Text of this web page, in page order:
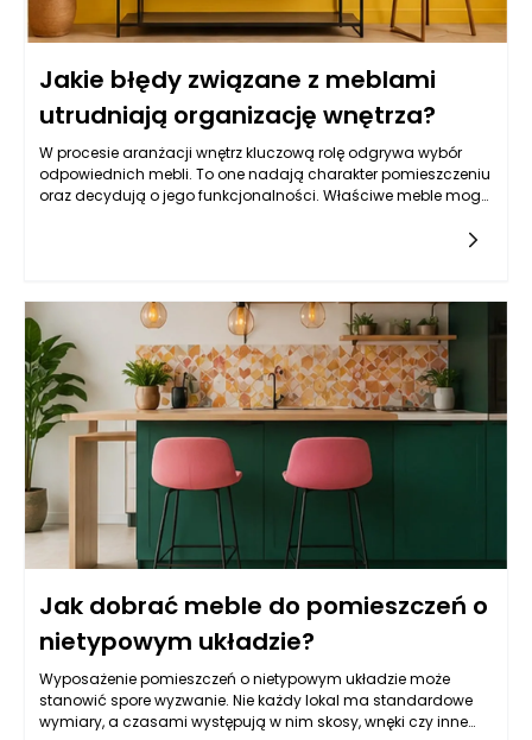
Jakie błędy związane z meblami
utrudniają organizację wnętrza?
W procesie aranżacji wnętrz kluczową rolę odgrywa wybór
odpowiednich mebli. To one nadają charakter pomieszczeniu
oraz decydują o jego funkcjonalności. Właściwe meble mogą
materiał, ergonomia oraz przechowywanie. Warto pamiętać,
że nawet najładniejsze meble mogą wpływać negatywnie na
organizację wnętrza, jeśli nie będą dobrze dopasowane do
przestrzeni lub potrzeb użytkowników. W tym kontekście istotne
jest unikanie błędów, które mogą przyczynić się do wizualnego
i funkcjonalnego zamieszania w naszych czterech kątach.
Jak dobrać meble do pomieszczeń o
nietypowym układzie?
Wyposażenie pomieszczeń o nietypowym układzie może
stanowić spore wyzwanie. Nie każdy lokal ma standardowe
wymiary, a czasami występują w nim skosy, wnęki czy inne